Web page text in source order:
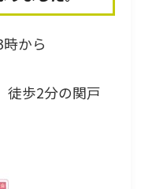
から
歩2分の関戸